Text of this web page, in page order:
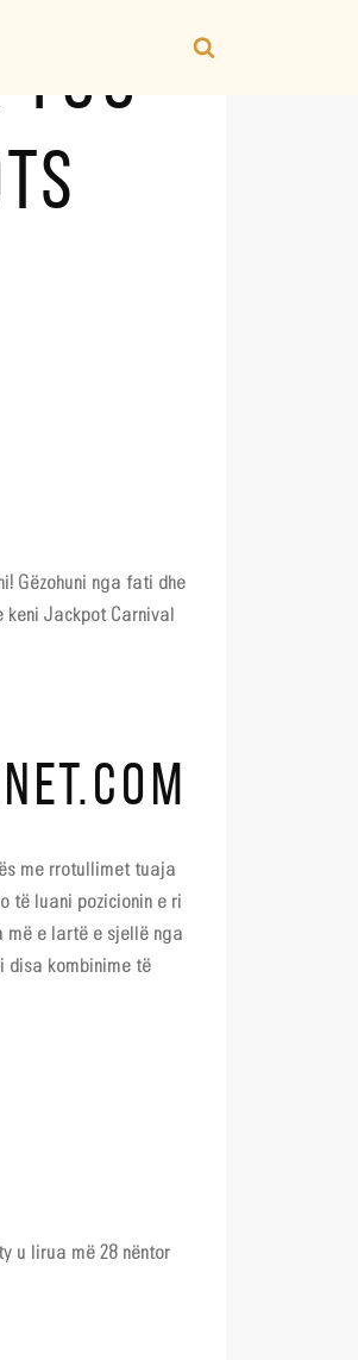
100
Gëzohuni nga fati dhe
Jackpot Carnival
me rrotullimet tuaja
të luani pozicionin e ri
më e lartë e sjellë nga
disa kombinime të
u lirua më 28 nëntor